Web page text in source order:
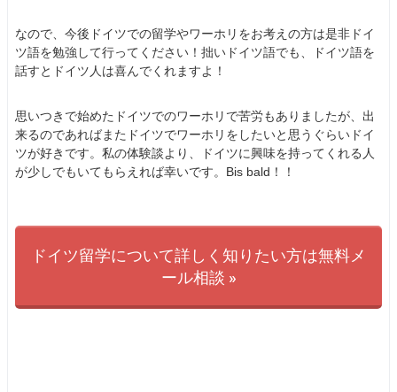
なので、今後ドイツでの留学やワーホリをお考えの方は是非ドイ
ツ語を勉強して行ってください！拙いドイツ語でも、ドイツ語を
話すとドイツ人は喜んでくれますよ！
思いつきで始めたドイツでのワーホリで苦労もありましたが、出
来るのであればまたドイツでワーホリをしたいと思うぐらいドイ
ツが好きです。私の体験談より、ドイツに興味を持ってくれる人
が少しでもいてもらえれば幸いです。Bis bald！！
ドイツ留学について詳しく知りたい方は無料メ
ール相談 »